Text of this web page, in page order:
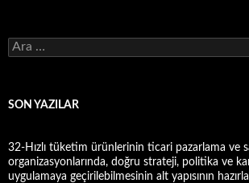
A
r
a
SON YAZILAR
32-Hızlı tüketim ürünlerinin ticari pazarlama ve
organizasyonlarında, doğru strateji, politika ve
uygulamaya geçirilebilmesinin alt yapısının